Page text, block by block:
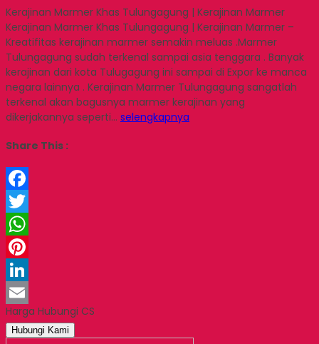
Kerajinan Marmer Khas Tulungagung | Kerajinan Marmer
Kerajinan Marmer Khas Tulungagung | Kerajinan Marmer –
Kreatifitas kerajinan marmer semakin meluas .Marmer
Tulungagung sudah terkenal sampai asia tenggara . Banyak
kerajinan dari kota Tulugagung ini sampai di Expor ke manca
negara lainnya . Kerajinan Marmer Tulungagung sangatlah
terkenal akan bagusnya marmer kerajinan yang
dikerjakannya seperti… selengkapnya
Share This :
Facebook
Twitter
WhatsApp
Pinterest
LinkedIn
Email
Harga Hubungi CS
Hubungi Kami